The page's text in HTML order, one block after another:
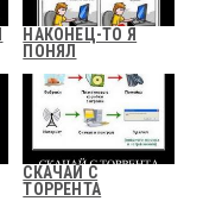
НАКОНЕЦ-ТО Я
ПОНЯЛ
СКАЧАЙ С
ТОРРЕНТА